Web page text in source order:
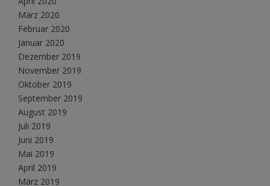
März 2020
Februar 2020
Januar 2020
Dezember 2019
November 2019
Oktober 2019
September 2019
August 2019
Juli 2019
Juni 2019
Mai 2019
April 2019
März 2019